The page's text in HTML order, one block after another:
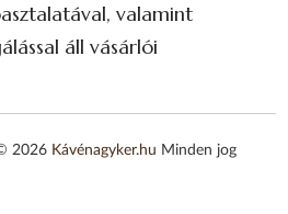
valamint
áll vásárlói
2026 Kávénagyker.hu Minden jog